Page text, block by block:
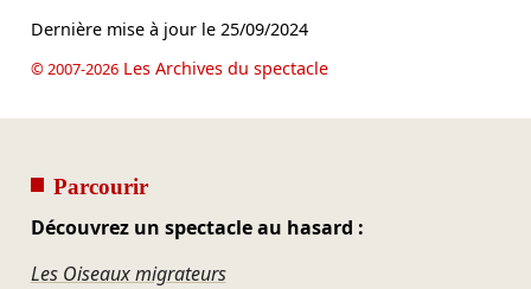
Dernière mise à jour le 25/09/2024
© 2007-2026Les Archives du spectacle
Parcourir
Découvrez un spectacle au hasard :
Les Oiseaux migrateurs